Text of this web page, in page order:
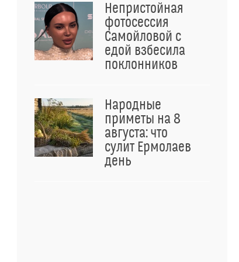
Непристойная
фотосессия
Самойловой с
едой взбесила
поклонников
Народные
приметы на 8
августа: что
сулит Ермолаев
день